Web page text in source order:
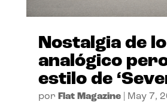
Nostalgia de lo
analógico
estilo de
por Flat Magazine| May 7,